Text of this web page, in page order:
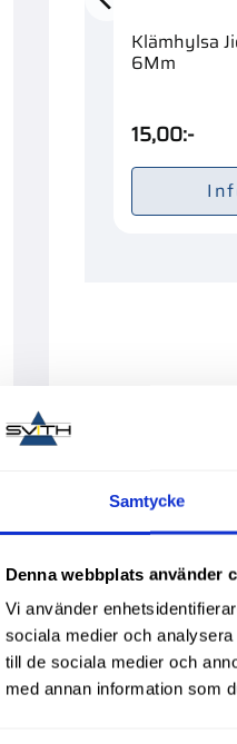
Samtycke
Denna webbplats använder
Vi använder
sociala medier och
till de sociala medier och
med annan information som
Klämhylsa
6Mm
15,00:-